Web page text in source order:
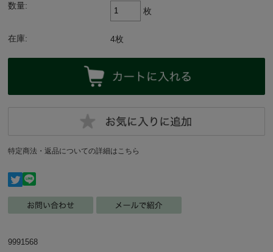
数量:
枚
在庫: 4枚
特定商法・返品についての詳細はこちら
9991568